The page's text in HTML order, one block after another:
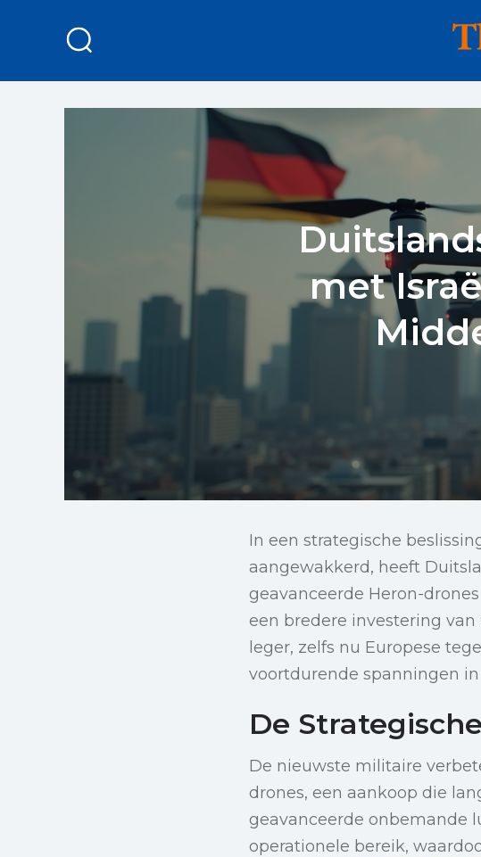
met
In een strategische
aangewakkerd, heeft
geavanceerde Heron-
een bredere investering
leger, zelfs nu Europese
voortdurende spanningen in
De
De nieuwste militaire
drones, een aankoop die
geavanceerde onbemande
operationele bereik,